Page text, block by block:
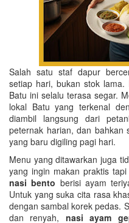
Salah satu staf dapur
setiap hari, bukan stok
Batu ini selalu terasa segar.
lokal Batu yang terkenal
diambil langsung dari
peternak harian, dan bahkan
yang baru digiling pagi hari.
Menu yang ditawarkan juga
yang ingin makan praktis
nasi bento berisi ayam
Untuk yang suka cita rasa
dengan sambal korek pedas.
dan renyah, nasi ayam